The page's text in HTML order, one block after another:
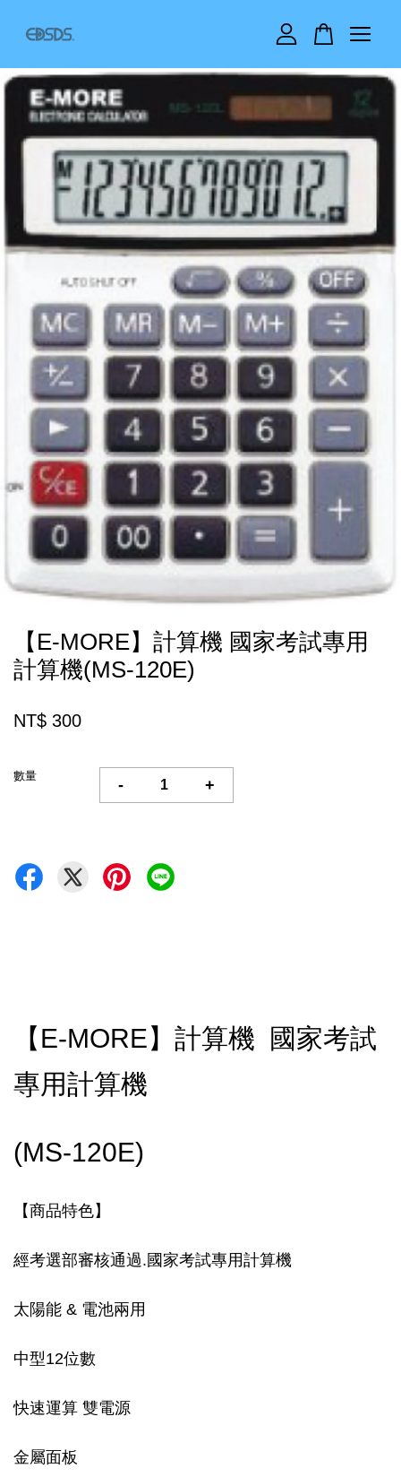
【E-MORE】計算機 國家考試專用
計算機(MS-120E)
NT$ 300
數量
- +
【E-MORE】計算機 國家考試
專用計算機
(MS-120E)
【商品特色】
經考選部審核通過.國家考試專用計算機
太陽能 & 電池兩用
中型12位數
快速運算 雙電源
金屬面板
您的購物車目前還是空的。
繼續購物